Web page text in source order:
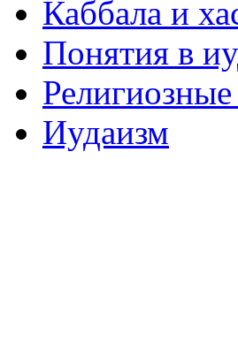
Каббала и
Понятия в
Иудаизм